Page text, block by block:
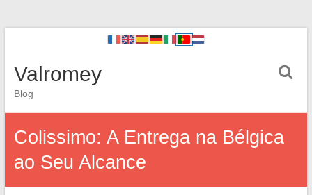
Valromey
Blog
Colissimo: A Entrega na Bélgica
ao Seu Alcance